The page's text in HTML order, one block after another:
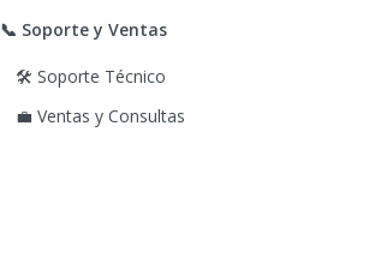
📞 Soporte y Ventas
🛠 Soporte Técnico
💼 Ventas y Consultas